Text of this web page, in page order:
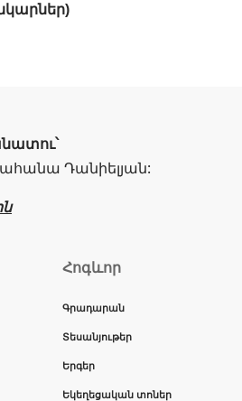
Դանիելյան:
Հոգևոր
Գրադարան
Տեսանյութեր
Երգեր
Եկեղեցական տոներ